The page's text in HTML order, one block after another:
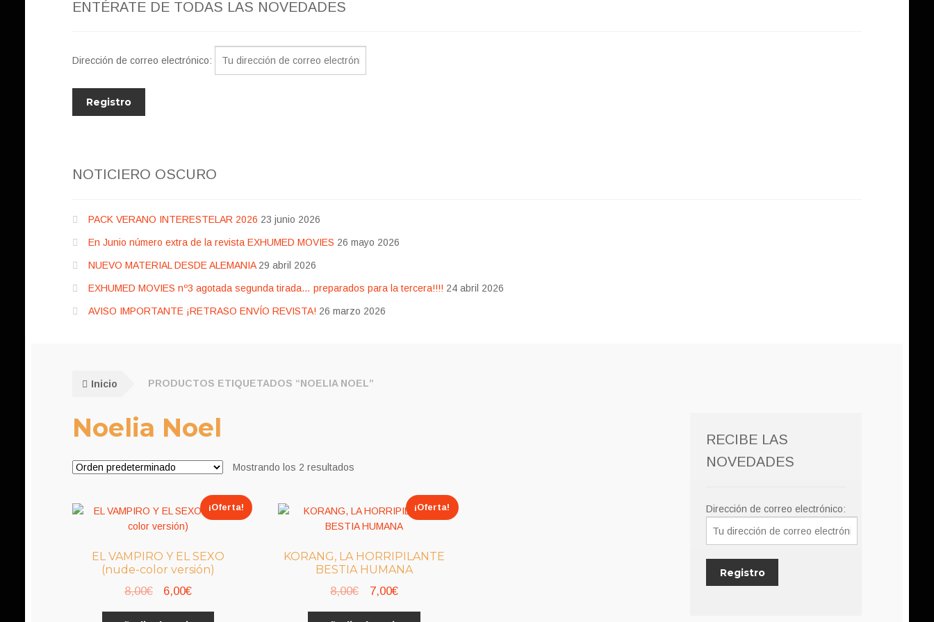
ENTÉRATE DE TODAS LAS NOVEDADES
Dirección de correo electrónico:
NOTICIERO OSCURO
PACK VERANO INTERESTELAR 2026 23 junio 2026
En Junio número extra de la revista EXHUMED MOVIES 26 mayo 2026
NUEVO MATERIAL DESDE ALEMANIA 29 abril 2026
EXHUMED MOVIES nº3 agotada segunda tirada… preparados para la tercera!!!! 24 abril 2026
AVISO IMPORTANTE ¡RETRASO ENVÍO REVISTA! 26 marzo 2026
Inicio PRODUCTOS ETIQUETADOS “NOELIA NOEL”
Noelia Noel
Mostrando los 2 resultados
EL VAMPIRO Y EL SEXO
(nude-color versión)
¡Oferta!
8,00€
El
precio
6,00€El
precio
KORANG, LA HORRIPILANTE
BESTIA HUMANA
¡Oferta!
8,00€
El
precio
7,00€El
precio
RECIBE LAS
NOVEDADES
Dirección de correo electrónico: